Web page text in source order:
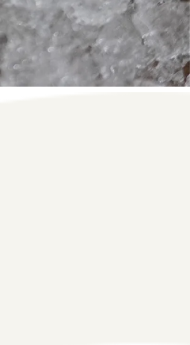
TOP マルナカについて